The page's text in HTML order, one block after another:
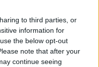
to third parties, or
information for
the below opt-out
note that after your
continue seeing
βαλίτσες για